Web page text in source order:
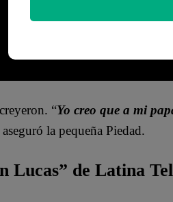
“Yo creo que a mi
aseguró la pequeña Piedad.
Lucas” de Latina